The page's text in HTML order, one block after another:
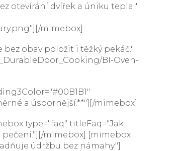
otevírání dvířek a úniku tepla."
mimebox]
bez obav položit i těžký pekáč."
BI-Oven-
a úspornější.**"][/mimebox]
type="faq" titleFaq="Jak
pečení."][/mimebox] [mimebox
údržbu bez námahy."]